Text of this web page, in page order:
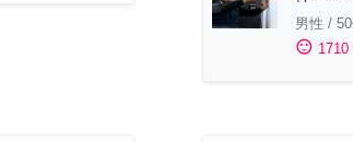
男性 /
sentiment_satisfied 1710